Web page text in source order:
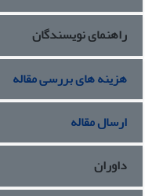
راهنمای نویسندگان
هزینه های بررسی مقاله
ارسال مقاله
داوران